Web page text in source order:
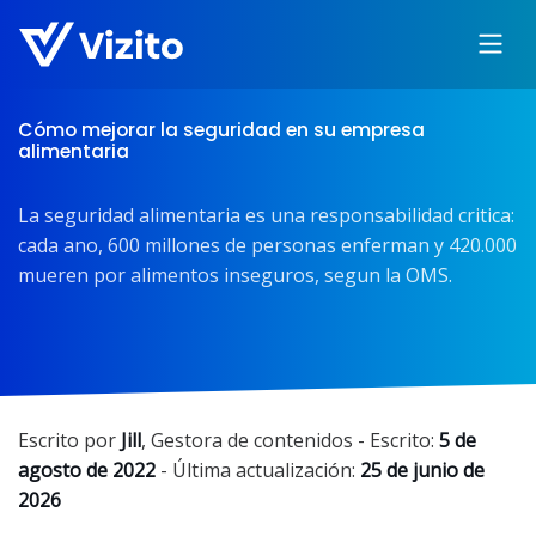
Cómo mejorar la seguridad en su empresa
alimentaria
La seguridad alimentaria es una responsabilidad critica:
cada ano, 600 millones de personas enferman y 420.000
mueren por alimentos inseguros, segun la OMS.
Escrito por Jill, Gestora de contenidos - Escrito: 5 de
agosto de 2022 - Última actualización: 25 de junio de
2026